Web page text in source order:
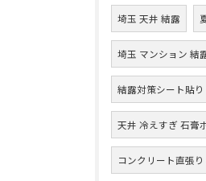
埼玉 天井 結露
埼玉 マンション 結
結露対策シート貼
天井 冷えすぎ 石膏
コンクリート直張